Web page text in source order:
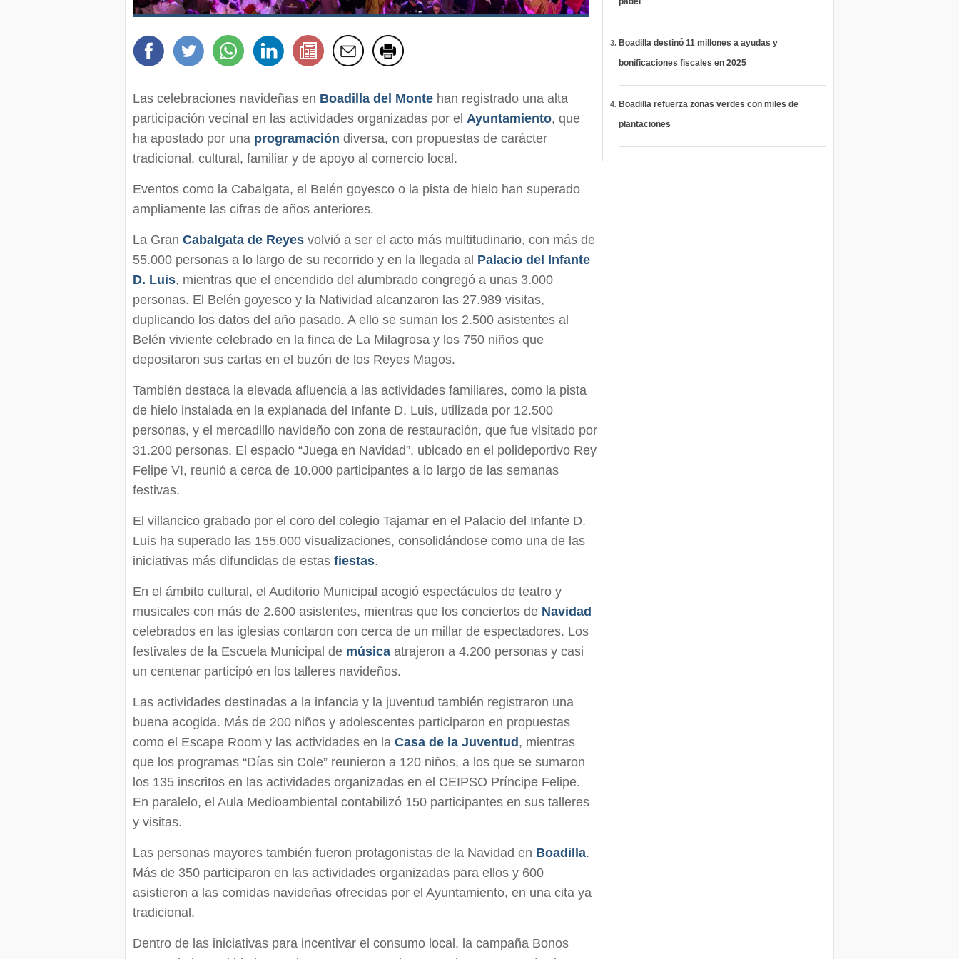
Las celebraciones navideñas en Boadilla del Monte han registrado una alta
participación vecinal en las actividades organizadas por el Ayuntamiento, que
ha apostado por una programación diversa, con propuestas de carácter
tradicional, cultural, familiar y de apoyo al comercio local.
Eventos como la Cabalgata, el Belén goyesco o la pista de hielo han superado
ampliamente las cifras de años anteriores.
La Gran Cabalgata de Reyes volvió a ser el acto más multitudinario, con más de
55.000 personas a lo largo de su recorrido y en la llegada al Palacio del Infante
D. Luis, mientras que el encendido del alumbrado congregó a unas 3.000
personas. El Belén goyesco y la Natividad alcanzaron las 27.989 visitas,
duplicando los datos del año pasado. A ello se suman los 2.500 asistentes al
Belén viviente celebrado en la finca de La Milagrosa y los 750 niños que
depositaron sus cartas en el buzón de los Reyes Magos.
También destaca la elevada afluencia a las actividades familiares, como la pista
de hielo instalada en la explanada del Infante D. Luis, utilizada por 12.500
personas, y el mercadillo navideño con zona de restauración, que fue visitado por
31.200 personas. El espacio “Juega en Navidad”, ubicado en el polideportivo Rey
Felipe VI, reunió a cerca de 10.000 participantes a lo largo de las semanas
festivas.
El villancico grabado por el coro del colegio Tajamar en el Palacio del Infante D.
Luis ha superado las 155.000 visualizaciones, consolidándose como una de las
iniciativas más difundidas de estas fiestas.
En el ámbito cultural, el Auditorio Municipal acogió espectáculos de teatro y
musicales con más de 2.600 asistentes, mientras que los conciertos de Navidad
celebrados en las iglesias contaron con cerca de un millar de espectadores. Los
festivales de la Escuela Municipal de música atrajeron a 4.200 personas y casi
un centenar participó en los talleres navideños.
Las actividades destinadas a la infancia y la juventud también registraron una
buena acogida. Más de 200 niños y adolescentes participaron en propuestas
como el Escape Room y las actividades en la Casa de la Juventud , mientras
que los programas “Días sin Cole” reunieron a 120 niños, a los que se sumaron
los 135 inscritos en las actividades organizadas en el CEIPSO Príncipe Felipe.
En paralelo, el Aula Medioambiental contabilizó 150 participantes en sus talleres
y visitas.
Las personas mayores también fueron protagonistas de la Navidad en Boadilla.
Más de 350 participaron en las actividades organizadas para ellos y 600
asistieron a las comidas navideñas ofrecidas por el Ayuntamiento, en una cita ya
tradicional.
Dentro de las iniciativas para incentivar el consumo local, la campaña Bonos
Boadilla destinó 11 millones a ayudas y
bonificaciones fiscales en 2025
Boadilla refuerza zonas verdes con miles de
plantaciones